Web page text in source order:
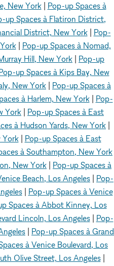
New York| Pop-up Spaces à
up Spaces à Flatiron District,
District, New York| Pop-
| Pop-up Spaces à Nomad,
Hill, New York
Pop-up
up Spaces à Kips Bay, New
New York
Pop-up Spaces à
à Harlem, New York| Pop-
York
Pop-up Spaces à East
à Hudson Yards, New York
York| Pop-up Spaces à East
à Southampton, New York
New York
Pop-up Spaces à
Beach, Los Angeles
Pop-
| Pop-up Spaces à Venice
Spaces à Abbot Kinney, Los
Lincoln, Los Angeles| Pop-
Pop-up Spaces à Grand
à Venice Boulevard, Los
Olive Street, Los Angeles|